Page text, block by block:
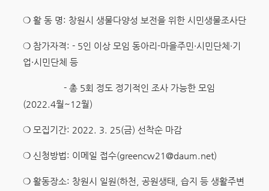
❍ 활 동 명: 창원시 생물다양성 보전을 위한 시민생물조사단
❍ 참가자격: - 5인 이상 모임 동아리-마을주민·시민단체·기
업·시민단체 등
- 총 5회 정도 정기적인 조사 가능한 모임
(2022.4월~12월)
❍ 모집기간: 2022. 3. 25(금) 선착순 마감
❍ 신청방법: 이메일 접수(greencw21@daum.net)
❍ 활동장소: 창원시 일원(하천, 공원생태, 습지 등 생활주변